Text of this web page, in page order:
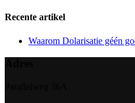
Recente artikel
Waarom Dolarisatie géén